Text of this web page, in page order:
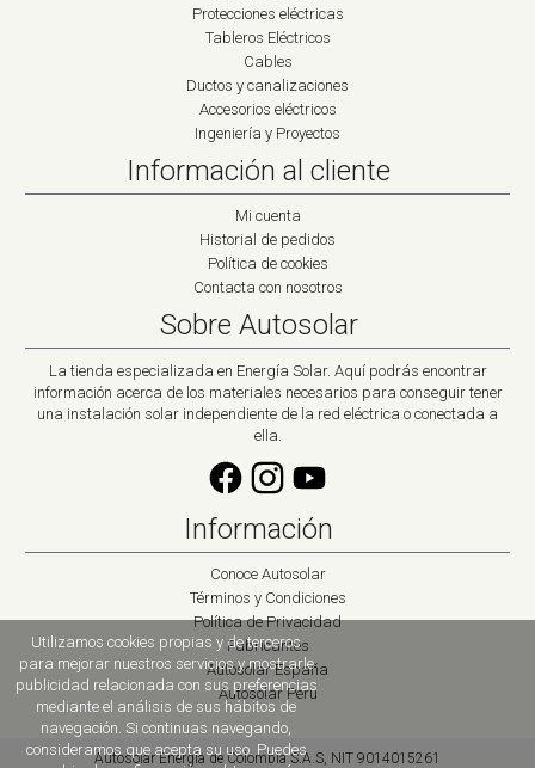
Protecciones eléctricas
Tableros Eléctricos
Cables
Ductos y canalizaciones
Accesorios eléctricos
Ingeniería y Proyectos
Información al cliente
Mi cuenta
Historial de pedidos
Política de cookies
Contacta con nosotros
Sobre Autosolar
La tienda especializada en Energía Solar. Aquí podrás encontrar
información acerca de los materiales necesarios para conseguir tener
una instalación solar independiente de la red eléctrica o conectada a
ella.
Información
Conoce Autosolar
Términos y Condiciones
Política de Privacidad
Fabricantes
Autosolar España
Autosolar Peru
Autosolar Energía de Colombia S.A.S, NIT 9014015261
Utilizamos cookies propias y de terceros
para mejorar nuestros servicios y mostrarle
publicidad relacionada con sus preferencias
mediante el análisis de sus hábitos de
navegación. Si continuas navegando,
consideramos que acepta su uso. Puedes